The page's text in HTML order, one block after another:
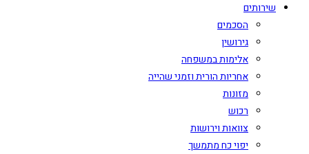
שירותים
הסכמים
גירושין
אלימות במשפחה
אחריות הורית וזמני שהייה
מזונות
רכוש
צוואות וירושות
יפוי כח מתמשך